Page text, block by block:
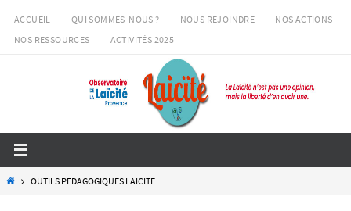
Passer
vers
ACCUEIL QUI SOMMES-NOUS ? NOUS REJOINDRE
NOS ACTIONS
NOS RESSOURCES
ACTIVITÉS 2025
HomeOUTILS PEDAGOGIQUES LAÏCITE